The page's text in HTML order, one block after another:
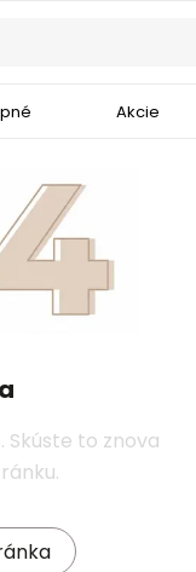
Akcie
Skúste to znova